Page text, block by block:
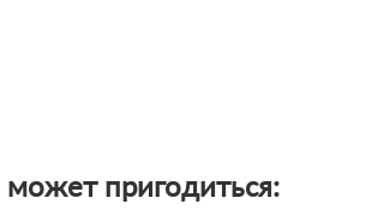
пригодиться: